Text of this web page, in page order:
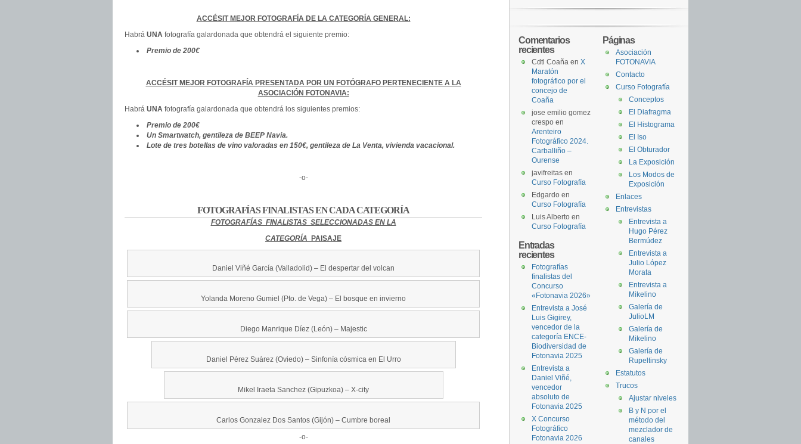
ACCÉSIT MEJOR FOTOGRAFÍA DE LA CATEGORÍA GENERAL:
Habrá UNA fotografía galardonada que obtendrá el siguiente premio:
Premio de 200€
ACCÉSIT MEJOR FOTOGRAFÍA PRESENTADA POR UN FOTÓGRAFO PERTENECIENTE A LA
ASOCIACIÓN FOTONAVIA:
Habrá UNA fotografía galardonada que obtendrá los siguientes premios:
Premio de 200€
Un Smartwatch, gentileza de BEEP Navia.
Lote de tres botellas de vino valoradas en 150€, gentileza de La Venta, vivienda vacacional.
-o-
FOTOGRAFÍAS FINALISTAS EN CADA CATEGORÍA
FOTOGRAFÍAS FINALISTAS SELECCIONADAS EN LA
CATEGORÍA
PAISAJE
Daniel Viñé García (Valladolid) – El despertar del volcan
Yolanda Moreno Gumiel (Pto. de Vega) – El bosque en invierno
Diego Manrique Díez (León) – Majestic
Daniel Pérez Suárez (Oviedo) – Sinfonía cósmica en El Urro
Mikel Iraeta Sanchez (Gipuzkoa) – X-city
Carlos Gonzalez Dos Santos (Gijón) – Cumbre boreal
-o-
Páginas
Asociación
FOTONAVIA
Contacto
Curso Fotografía
Conceptos
El Diafragma
El Histograma
El Iso
El Obturador
La Exposición
Los Modos de
Exposición
Enlaces
Entrevistas
Entrevista a
Hugo Pérez
Bermúdez
Entrevista a
Julio López
Morata
Entrevista a
Mikelino
Galería de
JulioLM
Galería de
Mikelino
Galería de
Rupeltinsky
Estatutos
Trucos
Ajustar niveles
B y N por el
método del
mezclador de
canales
Comentarios
recientes
Cdtl Coaña en X
Maratón
fotográfico por el
concejo de
Coaña
jose emilio gomez
crespo en
Arenteiro
Fotográfico 2024.
Carballiño –
Ourense
javifreitas en
Curso Fotografía
Edgardo en
Curso Fotografía
Luis Alberto en
Curso Fotografía
Entradas
recientes
Fotografías
finalistas del
Concurso
«Fotonavia 2026»
Entrevista a José
Luis Gigirey,
vencedor de la
categoría ENCE-
Biodiversidad de
Fotonavia 2025
Entrevista a
Daniel Viñé,
vencedor
absoluto de
Fotonavia 2025
X Concurso
Fotográfico
Fotonavia 2026